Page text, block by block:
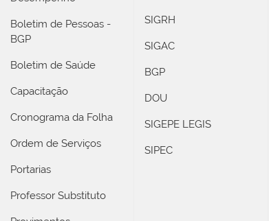
Boletim de Pessoas -
BGP
Boletim de Saúde
Capacitação
Cronograma da Folha
Ordem de Serviços
Portarias
Professor Substituto
SIGRH
SIGAC
BGP
DOU
SIGEPE LEGIS
SIPEC